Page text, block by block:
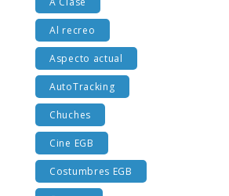
A Clase
Al recreo
Aspecto actual
AutoTracking
Chuches
Cine EGB
Costumbres EGB